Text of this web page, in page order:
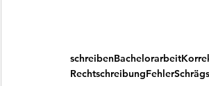
schreibenBachelorarbeit
RechtschreibungFehler